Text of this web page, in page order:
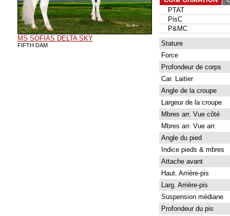
MS SOFIAS DELTA SKY
FIFTH DAM
PTAT
PisC
P&MC
Stature
Force
Profondeur de corps
Car. Laitier
Angle de la croupe
Largeur de la croupe
Mbres arr. Vue côté
Mbres arr. Vue arr.
Angle du pied
Indice pieds & mbres
Attache avant
Haut. Arrière-pis
Larg. Arrière-pis
Suspension médiane
Profondeur du pis